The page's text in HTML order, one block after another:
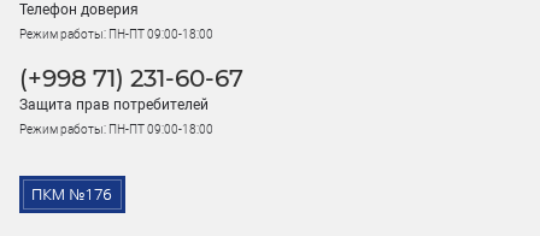
Телефон доверия
Режим работы: ПН-ПТ 09:00-18:00
(+998 71) 231-60-67
Защита прав потребителей
Режим работы: ПН-ПТ 09:00-18:00